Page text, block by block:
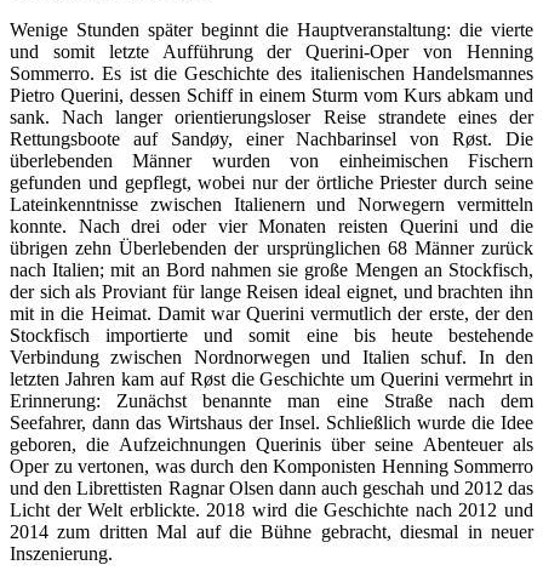
Wenige Stunden später beginnt die Hauptveranstaltung: die vierte
und somit letzte Aufführung der Querini-Oper von Henning
Sommerro. Es ist die Geschichte des italienischen Handelsmannes
Pietro Querini, dessen Schiff in einem Sturm vom Kurs abkam und
sank. Nach langer orientierungsloser Reise strandete eines der
Rettungsboote auf Sandøy, einer Nachbarinsel von Røst. Die
überlebenden Männer wurden von einheimischen Fischern
gefunden und gepflegt, wobei nur der örtliche Priester durch seine
Lateinkenntnisse zwischen Italienern und Norwegern vermitteln
konnte. Nach drei oder vier Monaten reisten Querini und die
übrigen zehn Überlebenden der ursprünglichen 68 Männer zurück
nach Italien; mit an Bord nahmen sie große Mengen an Stockfisch,
der sich als Proviant für lange Reisen ideal eignet, und brachten ihn
mit in die Heimat. Damit war Querini vermutlich der erste, der den
Stockfisch importierte und somit eine bis heute bestehende
Verbindung zwischen Nordnorwegen und Italien schuf. In den
letzten Jahren kam auf Røst die Geschichte um Querini vermehrt in
Erinnerung: Zunächst benannte man eine Straße nach dem
Seefahrer, dann das Wirtshaus der Insel. Schließlich wurde die Idee
geboren, die Aufzeichnungen Querinis über seine Abenteuer als
Oper zu vertonen, was durch den Komponisten Henning Sommerro
und den Librettisten Ragnar Olsen dann auch geschah und 2012 das
Licht der Welt erblickte. 2018 wird die Geschichte nach 2012 und
2014 zum dritten Mal auf die Bühne gebracht, diesmal in neuer
Inszenierung.